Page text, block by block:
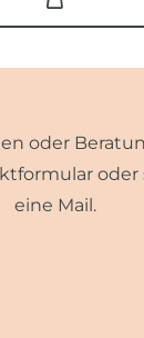
oder
oder
eine Mail.